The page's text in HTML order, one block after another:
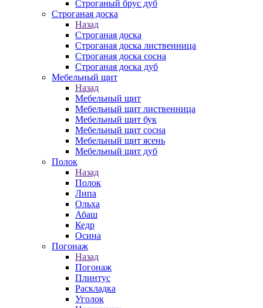
Строганый брус дуб
Строганая доска
Назад
Строганая доска
Строганая доска лиственница
Строганая доска сосна
Строганая доска дуб
Мебельный щит
Назад
Мебельный щит
Мебельный щит лиственница
Мебельный щит бук
Мебельный щит сосна
Мебельный щит ясень
Мебельный щит дуб
Полок
Назад
Полок
Липа
Ольха
Абаш
Кедр
Осина
Погонаж
Назад
Погонаж
Плинтус
Раскладка
Уголок